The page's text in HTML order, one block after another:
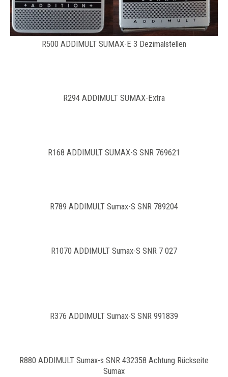
R500 ADDIMULT SUMAX-E 3 Dezimalstellen
R294 ADDIMULT SUMAX-Extra
R168 ADDIMULT SUMAX-S SNR 769621
R789 ADDIMULT Sumax-S SNR 789204
R1070 ADDIMULT Sumax-S SNR 7 027
R376 ADDIMULT Sumax-S SNR 991839
R880 ADDIMULT Sumax-s SNR 432358 Achtung Rückseite
Sumax